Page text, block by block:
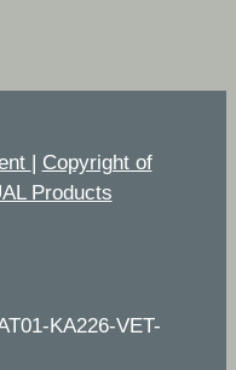
Copyright of
Products
KA226-VET-